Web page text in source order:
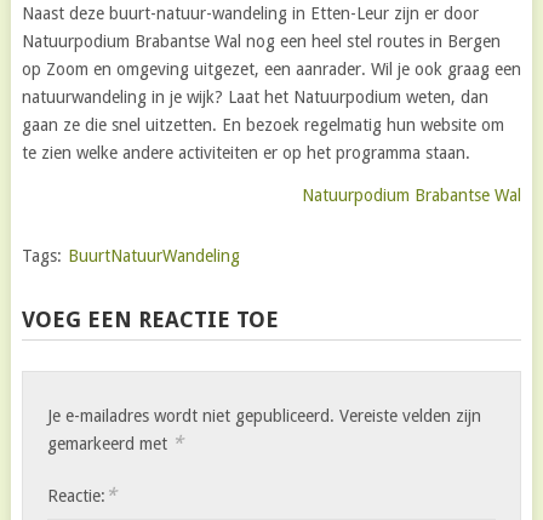
Naast deze buurt-natuur-wandeling in Etten-Leur zijn er door
Natuurpodium Brabantse Wal nog een heel stel routes in Bergen
op Zoom en omgeving uitgezet, een aanrader. Wil je ook graag een
natuurwandeling in je wijk? Laat het Natuurpodium weten, dan
gaan ze die snel uitzetten. En bezoek regelmatig hun website om
te zien welke andere activiteiten er op het programma staan.
Natuurpodium Brabantse Wal
Tags: BuurtNatuurWandeling
VOEG EEN REACTIE TOE
Je e-mailadres wordt niet gepubliceerd. Vereiste velden zijn
gemarkeerd met *
Reactie: *